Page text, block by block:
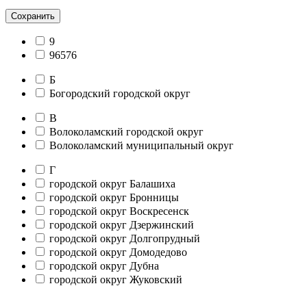
Сохранить
9
96576
Б
Богородский городской округ
В
Волоколамский городской округ
Волоколамский муниципальный округ
Г
городской округ Балашиха
городской округ Бронницы
городской округ Воскресенск
городской округ Дзержинский
городской округ Долгопрудный
городской округ Домодедово
городской округ Дубна
городской округ Жуковский